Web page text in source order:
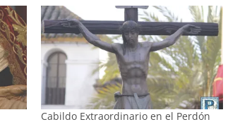
Cabildo Extraordinario en el Perdón